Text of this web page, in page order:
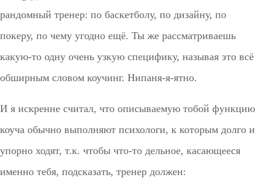
рандомный тренер: по баскетболу, по дизайну, по
покеру, по чему угодно ещё. Ты же рассматриваешь
какую-то одну очень узкую специфику, называя это всё
обширным словом коучинг. Нипаня-я-ятно.
И я искренне считал, что описываемую тобой функцию
коуча обычно выполняют психологи, к которым долго и
упорно ходят, т.к. чтобы что-то дельное, касающееся
именно тебя, подсказать, тренер должен: